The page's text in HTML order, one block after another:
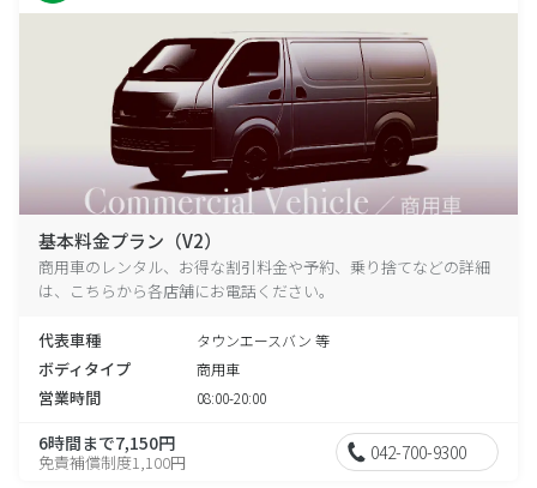
基本料金プラン（V2）
商用車のレンタル、お得な割引料金や予約、乗り捨てなどの詳細
は、こちらから各店舗にお電話ください。
代表車種 タウンエースバン 等
ボディタイプ 商用車
営業時間 08:00-20:00
6時間まで7,150円
免責補償制度1,100円 042-700-9300